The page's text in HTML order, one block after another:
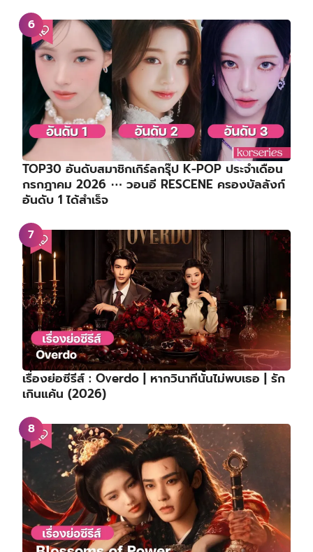
TOP30 อันดับสมาชิกเกิร์ลกรุ๊ป K-POP ประจำเดือน
กรกฎาคม 2026 ⋯ วอนอี RESCENE ครองบัลลังก์
อันดับ 1 ได้สำเร็จ
เรื่องย่อซีรีส์ : Overdo | หากวินาทีนั้นไม่พบเธอ | รัก
เกินแค้น (2026)